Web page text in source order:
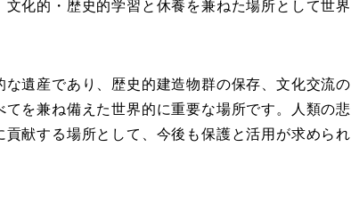
化的・歴史的学習と休養を兼ねた場所として世界
な遺産であり、 歴史的建造物群の保存、文化交流の
てを兼ね備えた世界的に重要な場所です。人類の悲
献する場所として、今後も保護と活用が求められ